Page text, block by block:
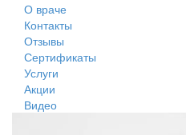
О враче
Контакты
Отзывы
Сертификаты
Услуги
Акции
Видео